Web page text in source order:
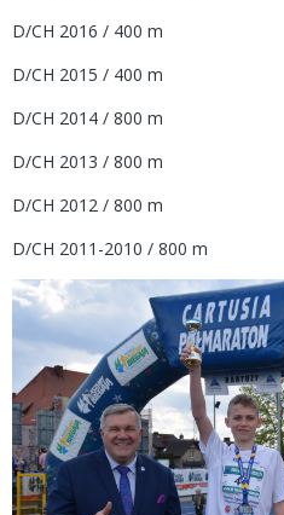
D/CH 2016 / 400 m
D/CH 2015 / 400 m
D/CH 2014 / 800 m
D/CH 2013 / 800 m
D/CH 2012 / 800 m
D/CH 2011-2010 / 800 m